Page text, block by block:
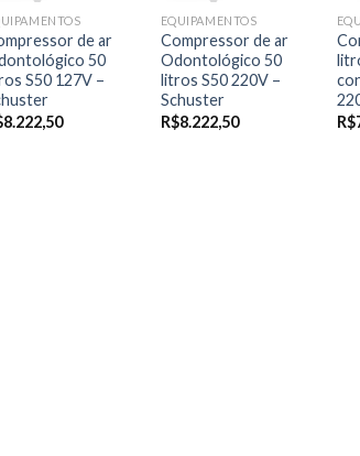
de ar
50
S50 127V –
8.222,50
EQUIPAMENTOS
Compressor de ar
Odontológico 50
litros S50 220V –
Schuster
R$8.222,50
R$